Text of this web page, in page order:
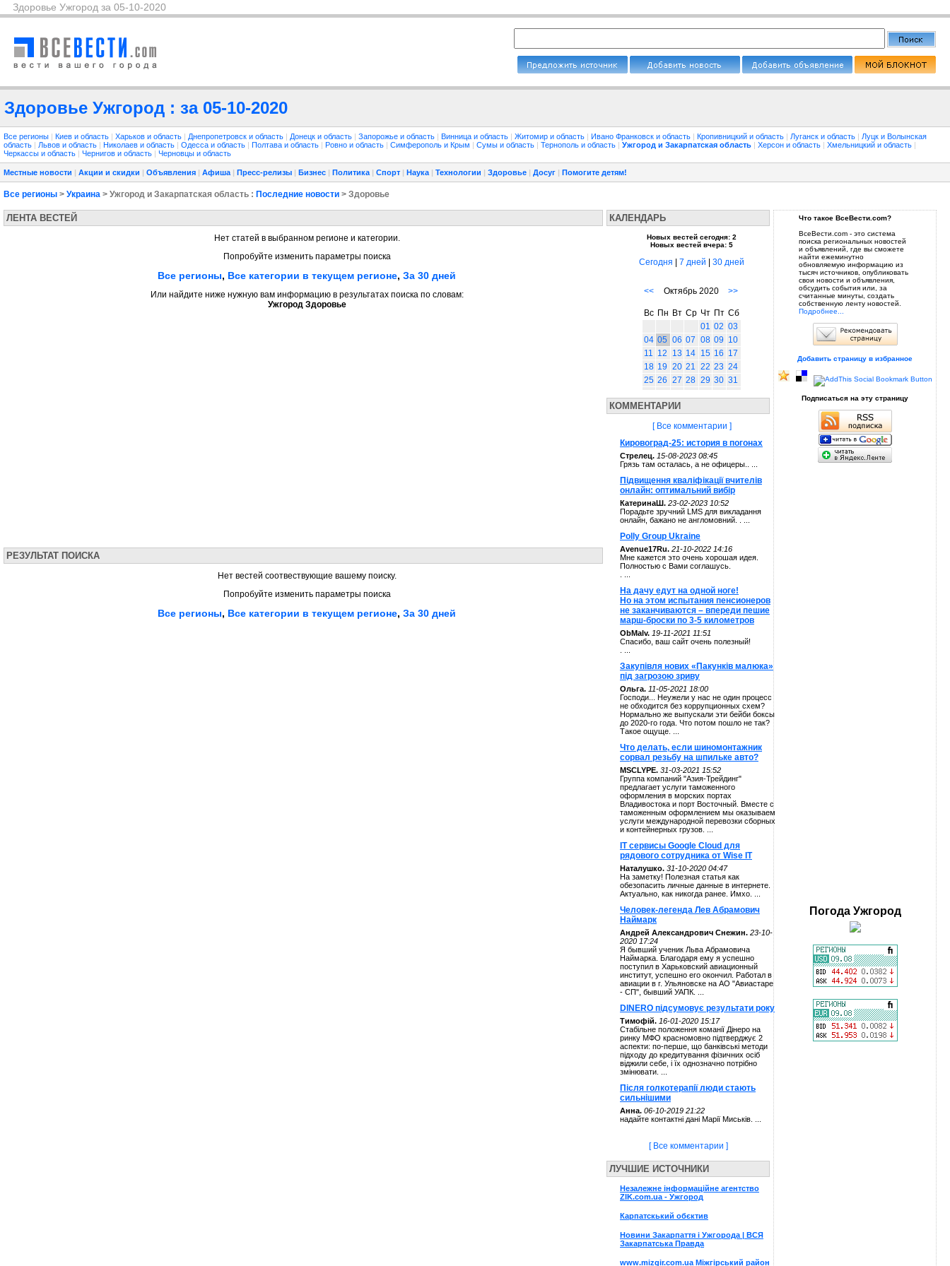
Здоровье Ужгород за 05-10-2020
Здоровье Ужгород : за 05-10-2020
Все регионы | Киев и область | Харьков и область | Днепропетровск и область | Донецк и область | Запорожье и область | Винница и область | Житомир и область | Ивано Франковск и область | Кропивницкий и область | Луганск и область | Луцк и Волынская
область | Львов и область | Николаев и область | Одесса и область | Полтава и область | Ровно и область | Симферополь и Крым | Сумы и область | Тернополь и область | Ужгород и Закарпатская область | Херсон и область | Хмельницкий и область |
Черкассы и область | Чернигов и область | Черновцы и область
Местные новости | Акции и скидки | Объявления | Афиша | Пресс-релизы | Бизнес | Политика | Спорт | Наука | Технологии | Здоровье | Досуг | Помогите детям!
Все регионы > Украина > Ужгород и Закарпатская область : Последние новости > Здоровье
ЛЕНТА ВЕСТЕЙ
Нет статей в выбранном регионе и категории.
Попробуйте изменить параметры поиска
Все регионы, Все категории в текущем регионе, За 30 дней
Или найдите ниже нужную вам информацию в результатах поиска по словам:
Ужгород Здоровье
РЕЗУЛЬТАТ ПОИСКА
Нет вестей соотвествующие вашему поиску.
Попробуйте изменить параметры поиска
Все регионы, Все категории в текущем регионе, За 30 дней
КАЛЕНДАРЬ
Новых вестей сегодня: 2
Новых вестей вчера: 5
Сегодня 7 дней 30 дней
<< Октябрь 2020 >>
Вс Пн Вт Ср Чт Пт Сб
01 02 03
04 05 06 07 08 09 10
11 12 13 14 15 16 17
18 19 20 21 22 23 24
25 26 27 28 29 30 31
КОММЕНТАРИИ
[ Все комментарии ]
Кировоград-25: история в погонах
Стрелец. 15-08-2023 08:45
Грязь там осталась, а не офицеры.. ...
Підвищення кваліфікації вчителів
онлайн: оптимальний вибір
КатеринаШ. 23-02-2023 10:52
Порадьте зручний LMS для викладання
онлайн, бажано не англомовний. . ...
Polly Group Ukraine
Avenue17Ru. 21-10-2022 14:16
Мне кажется это очень хорошая идея.
Полностью с Вами соглашусь.
На дачу едут на одной ноге!
Но на этом испытания пенсионеров
не заканчиваются – впереди пешие
марш-броски по 3-5 километров
ОbMalv. 19-11-2021 11:51
Спасибо, ваш сайт очень полезный!
Закупівля нових «Пакунків малюка»
під загрозою зриву
Ольга. 11-05-2021 18:00
Господи... Неужели у нас не один процесс
не обходится без коррупционных схем?
Нормально же выпускали эти бейби боксы
до 2020-го года. Что потом пошло не так?
Такое ощуще. ...
Что делать, если шиномонтажник
сорвал резьбу на шпильке авто?
MSCLYPE. 31-03-2021 15:52
Группа компаний "Азия-Трейдинг"
предлагает услуги таможенного
оформления в морских портах
Владивостока и порт Восточный. Вместе с
таможенным оформлением мы оказываем
услуги международной перевозки сборных
и контейнерных грузов. ...
IT сервисы Google Cloud для
рядового сотрудника от Wise IT
Наталушко. 31-10-2020 04:47
На заметку! Полезная статья как
обезопасить личные данные в интернете.
Актуально, как никогда ранее. Имхо. ...
Человек-легенда Лев Абрамович
Наймарк
Андрей Александрович Снежин. 23-10-
2020 17:24
Я бывший ученик Льва Абрамовича
Наймарка. Благодаря ему я успешно
поступил в Харьковский авиационный
институт, успешно его окончил. Работал в
авиации в г. Ульяновске на АО "Авиастаре
- СП", бывший УАПК. ...
DINERO підсумовує результати року
Тимофій. 16-01-2020 15:17
Стабільне положення команії Дінеро на
ринку МФО красномовно підтверджує 2
аспекти: по-перше, що банківські методи
підходу до кредитування фізичних осіб
віджили себе, і їх однозначно потрібно
змінювати. ...
Після голкотерапії люди стають
сильнішими
Анна. 06-10-2019 21:22
надайте контактні дані Марії Миськів. ...
[ Все комментарии ]
ЛУЧШИЕ ИСТОЧНИКИ
Незалежне інформаційне агентство
ZIK.com.ua - Ужгород
Карпатскький обєктив
Новини Закарпаття і Ужгорода | ВСЯ
Закарпатська Правда
www.mizgir.com.ua Міжгірський район
Что такое ВсеВести.com?
ВсеВести.com - это система
поиска региональных новостей
и объявлений, где вы сможете
найти ежеминутно
обновляемую информацию из
тысяч источников, опубликовать
свои новости и объявления,
обсудить события или, за
считанные минуты, создать
собственную ленту новостей.
Подробнее...
Добавить страницу в избранное
Подписаться на эту страницу
Погода Ужгород